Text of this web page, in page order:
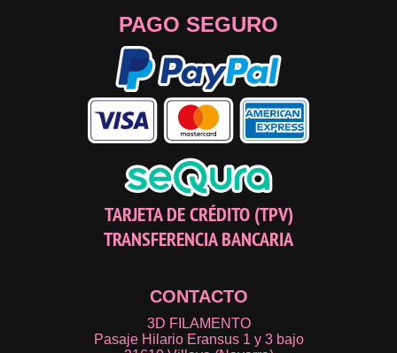
PAGO SEGURO
TARJETA DE CRÉDITO (TPV)
TRANSFERENCIA BANCARIA
CONTACTO
3D FILAMENTO
Pasaje Hilario Eransus 1 y 3 bajo